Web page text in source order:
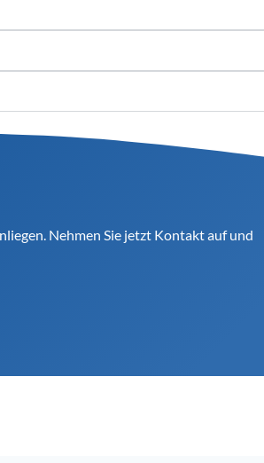
Nehmen Sie jetzt Kontakt auf und